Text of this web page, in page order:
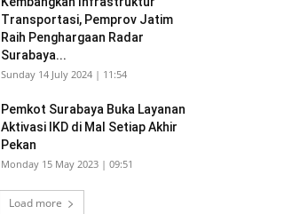
Transportasi, Pemprov Jatim
Raih Penghargaan Radar
Surabaya...
Sunday 14 July 2024 | 11:54
Pemkot Surabaya Buka Layanan
Aktivasi IKD di Mal Setiap Akhir
Pekan
Monday 15 May 2023 | 09:51
Load more